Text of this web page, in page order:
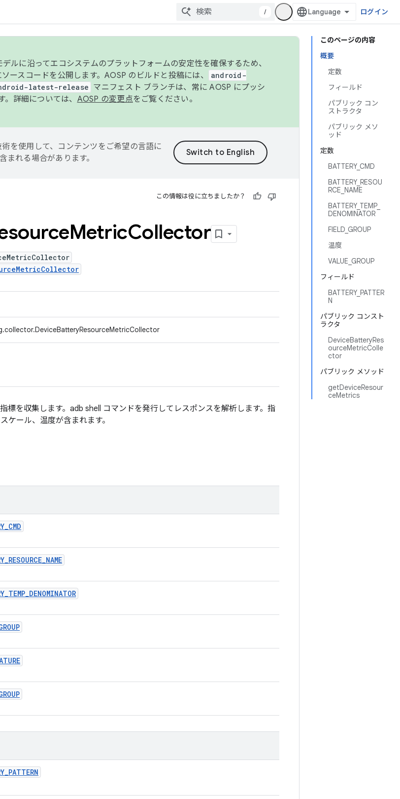
/ ログイン
このページの内容
概要
定数
フィールド
パブリック コン
ストラクタ
パブリック メソ
ッド
定数
BATTERY_CMD
BATTERY_RESOU
RCE_NAME
BATTERY_TEMP_
DENOMINATOR
FIELD_GROUP
温度
VALUE_GROUP
フィールド
BATTERY_PATTER
N
パブリック コンスト
ラクタ
DeviceBatteryRes
ourceMetricColle
ctor
パブリック メソッド
getDeviceResour
ceMetrics
ルに沿ってエコシステムのプラットフォームの安定性を確保するため、
ースコードを公開します。AOSP のビルドと投稿には、
android-
latest-release マニフェスト ブランチは、常に AOSP にプッシ
詳細については、 AOSP の変更点をご覧ください。
を使用して、コンテンツをご希望の言語に
まれる場合があります。
この情報は役に立ちましたか？
MetricCollector
標を収集します。adb shell コマンドを発行してレスポンスを解析します。指
ケール、温度が含まれます。
_CMD
_RESOURCE_NAME
_TEMP_DENOMINATOR
_PATTERN